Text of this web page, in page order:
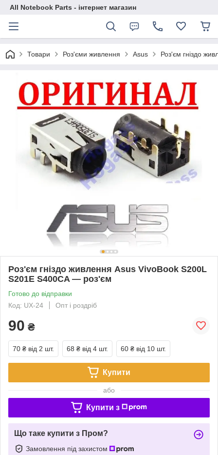
All Notebook Parts - інтернет магазин
Товари Роз'єми живлення Asus Роз'єм гніздо
Роз'єм гніздо живлення Asus VivoBook S200L
S201E S400CA — роз'єм
Готово до відправки
Код: UX-24
Опт і роздріб
90 ₴
70 ₴ від 2 шт. 68 ₴ від 4 шт. 60 ₴ від 10 шт.
Купити
або
Купити з
Що таке купити з Пром?
Замовлення під захистом